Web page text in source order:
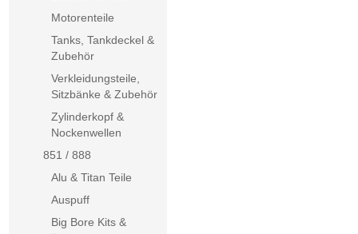
Motorenteile
Tanks, Tankdeckel &
Zubehör
Verkleidungsteile,
Sitzbänke & Zubehör
Zylinderkopf &
Nockenwellen
851 / 888
Alu & Titan Teile
Auspuff
Big Bore Kits &